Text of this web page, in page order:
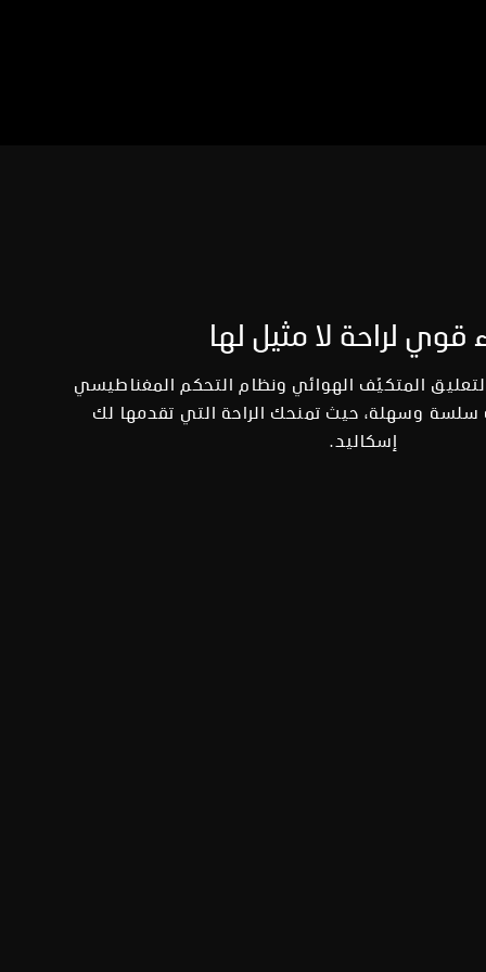
قوي لراحة لا مثيل لها
المتكيّف الهوائي ونظام التحكم المغناطيسي
سلسة وسهلة، حيث تمنحك الراحة التي تقدمها لك
إسكاليد.